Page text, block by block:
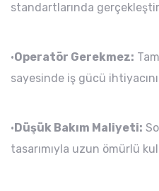
standartlarında
•Operatör Gerekmez:
sayesinde iş gücü
•Düşük Bakım Maliyeti:
tasarımıyla uzun ömürlü